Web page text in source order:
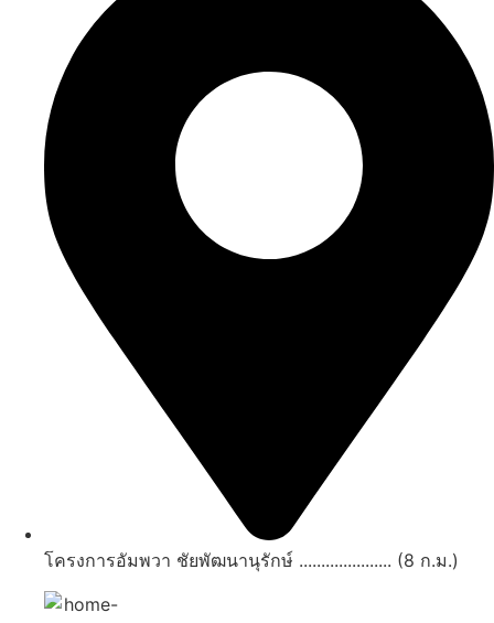
โครงการอัมพวา ชัยพัฒนานุรักษ์ ..................... (8 ก.ม.)